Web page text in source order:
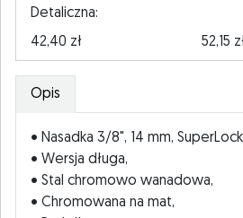
Detaliczna:
42,40 zł
52,15
Opis
• Nasadka 3/8", 14 mm,
• Wersja długa,
• Stal chromowo wanadowa,
• Chromowana na mat,